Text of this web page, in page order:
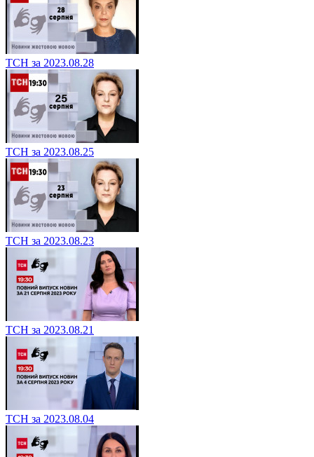
ТСН за 2023.08.28
ТСН за 2023.08.25
ТСН за 2023.08.23
ТСН за 2023.08.21
ТСН за 2023.08.04